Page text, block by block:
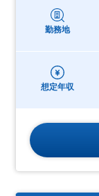
勤務地
想定年収